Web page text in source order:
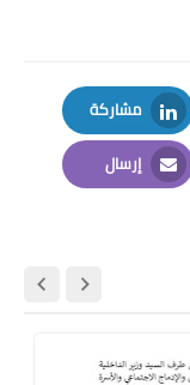
مشاركة
LinkedIn
إرسال
Email